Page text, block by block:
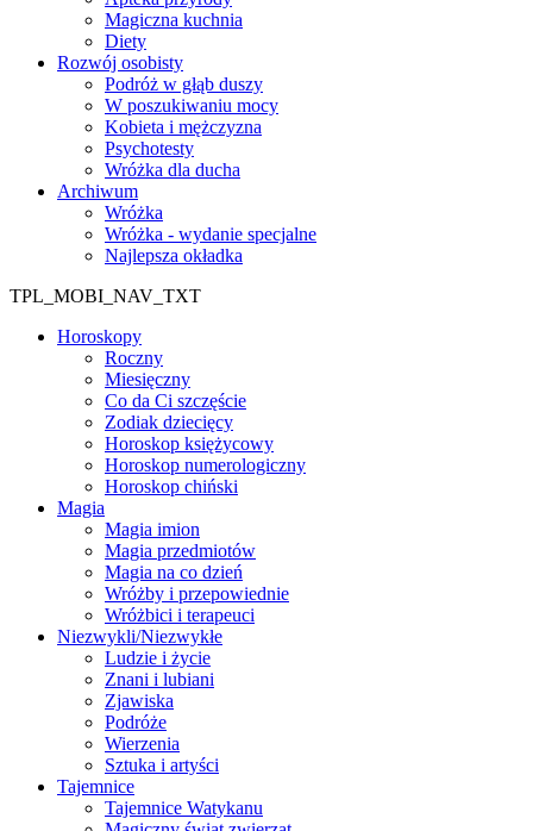
Magiczna kuchnia
Diety
Rozwój osobisty
Podróż w głąb duszy
W poszukiwaniu mocy
Kobieta i mężczyzna
Psychotesty
Wróżka dla ducha
Archiwum
Wróżka
Wróżka - wydanie specjalne
Najlepsza okładka
TPL_MOBI_NAV_TXT
Horoskopy
Roczny
Miesięczny
Co da Ci szczęście
Zodiak dziecięcy
Horoskop księżycowy
Horoskop numerologiczny
Horoskop chiński
Magia
Magia imion
Magia przedmiotów
Magia na co dzień
Wróżby i przepowiednie
Wróżbici i terapeuci
Niezwykli/Niezwykłe
Ludzie i życie
Znani i lubiani
Zjawiska
Podróże
Wierzenia
Sztuka i artyści
Tajemnice
Tajemnice Watykanu